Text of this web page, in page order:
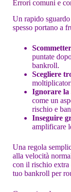
Errori comuni e
Un rapido
spesso portano a
puntate
bankroll.
Scegliere
Ignorare la
come un
rischio e
Inseguire
amplificare
Una regola
alla velocità
con il rischio extra
tuo bankroll per